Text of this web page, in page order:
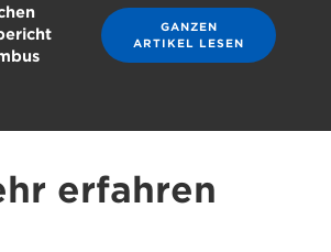
GANZEN
ARTIKEL LESEN
erfahren